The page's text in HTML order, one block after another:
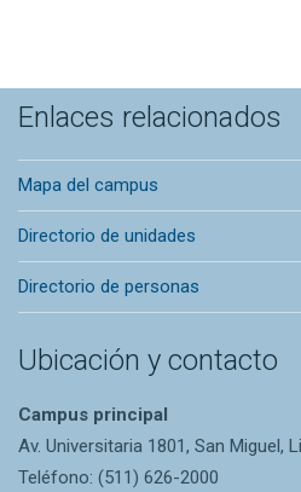
Enlaces relacionados
Mapa del campus
Directorio de unidades
Directorio de personas
Ubicación y contacto
Campus principal
Av. Universitaria 1801, San Miguel,
Teléfono: (511) 626-2000